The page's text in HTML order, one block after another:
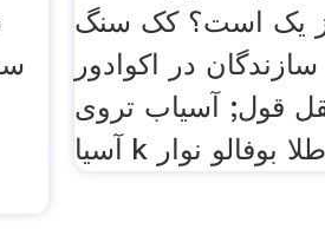
یک است؟ کک سنگ
در اکوادور
قول; آسیاب تروی
آسیا k طلا بوفالو نوار